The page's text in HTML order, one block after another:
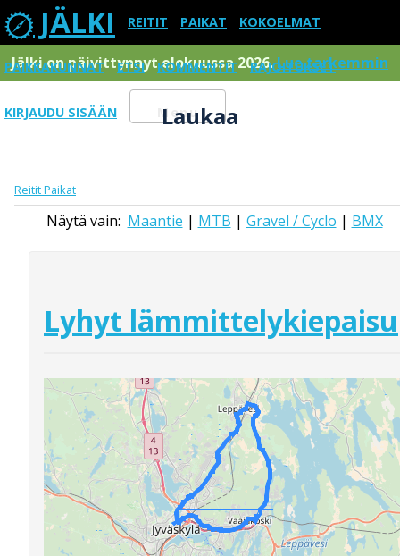
JÄLKI REITIT PAIKAT KOKOELMAT
PAIKKAKUNNAT ETSI KOMMENTIT RAJOITUKSET
KIRJAUDU SISÄÄN Menu
Jälki on päivittynnyt elokuussa 2026.Lue tarkemmin
Laukaa
ReititPaikat
Näytä vain: Maantie | MTB | Gravel / Cyclo | BMX
Lyhyt lämmittelykiepaisu